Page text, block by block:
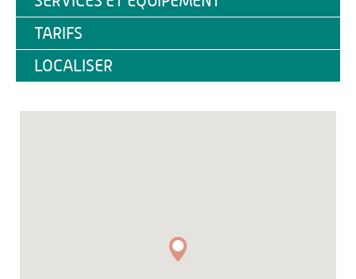
TARIFS
LOCALISER